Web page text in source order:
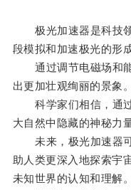
极光加速器是科技领
段模拟和加速极光的形
通过调节电磁场和能
出更加壮观绚丽的景象。
科学家们相信，通过
大自然中隐藏的神秘力
未来，极光加速器可
助人类更深入地探索宇
未知世界的认知和理解。